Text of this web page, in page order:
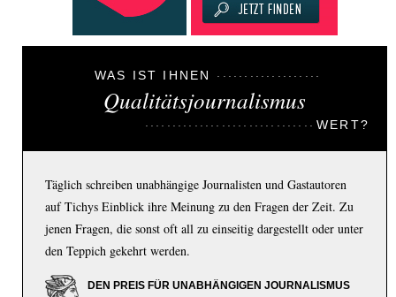
WAS IST IHNEN
Qualitätsjournalismus
WERT?
Täglich schreiben unabhängige Journalisten und Gastautoren
auf Tichys Einblick ihre Meinung zu den Fragen der Zeit. Zu
jenen Fragen, die sonst oft all zu einseitig dargestellt oder unter
den Teppich gekehrt werden.
DEN PREIS FÜR UNABHÄNGIGEN JOURNALISMUS